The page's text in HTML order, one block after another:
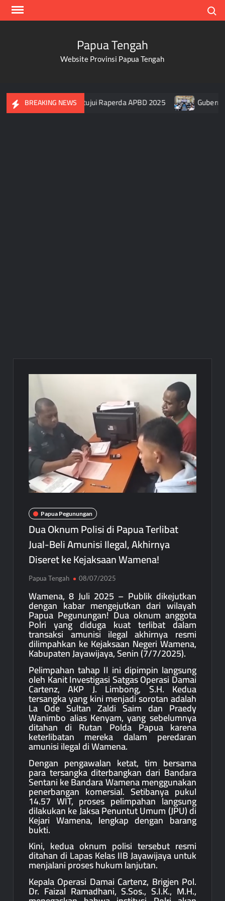
Skip
Papua Tengah
Website Provinsi Papua Tengah
BREAKING NEWS
Papua Tengah Setujui Raperda APBD 2025 Gubernur
Papua Pegunungan
Dua Oknum Polisi di Papua Terlibat
Jual-Beli Amunisi Ilegal, Akhirnya
Diseret ke Kejaksaan Wamena!
Papua Tengah 08/07/2025
Wamena, 8 Juli 2025 – Publik dikejutkan
dengan kabar mengejutkan dari wilayah
Papua Pegunungan! Dua oknum anggota
Polri yang diduga kuat terlibat dalam
transaksi amunisi ilegal akhirnya resmi
dilimpahkan ke Kejaksaan Negeri Wamena,
Kabupaten Jayawijaya, Senin (7/7/2025).
Pelimpahan tahap II ini dipimpin langsung
oleh Kanit Investigasi Satgas Operasi Damai
Cartenz, AKP J. Limbong, S.H. Kedua
tersangka yang kini menjadi sorotan adalah
La Ode Sultan Zaldi Saim dan Praedy
Wanimbo alias Kenyam, yang sebelumnya
ditahan di Rutan Polda Papua karena
keterlibatan mereka dalam peredaran
amunisi ilegal di Wamena.
Dengan pengawalan ketat, tim bersama
para tersangka diterbangkan dari Bandara
Sentani ke Bandara Wamena menggunakan
penerbangan komersial. Setibanya pukul
14.57 WIT, proses pelimpahan langsung
dilakukan ke Jaksa Penuntut Umum (JPU) di
Kejari Wamena, lengkap dengan barang
bukti.
Kini, kedua oknum polisi tersebut resmi
ditahan di Lapas Kelas IIB Jayawijaya untuk
menjalani proses hukum lanjutan.
Kepala Operasi Damai Cartenz, Brigjen Pol.
Dr. Faizal Ramadhani, S.Sos., S.I.K., M.H.,